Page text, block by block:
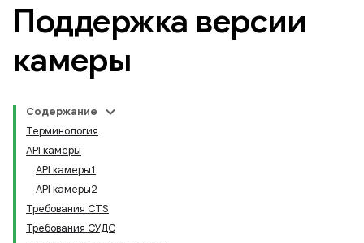
Поддержка версии
камеры
Содержание
Терминология
API камеры
API камеры1
API камеры2
Требования CTS
Требования СУДС